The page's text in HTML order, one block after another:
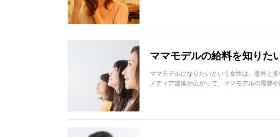
ママモデルの給料を知りた
ママモデルになりたいという女性は、意外と
メディア媒体が広がって、ママモデルの需要